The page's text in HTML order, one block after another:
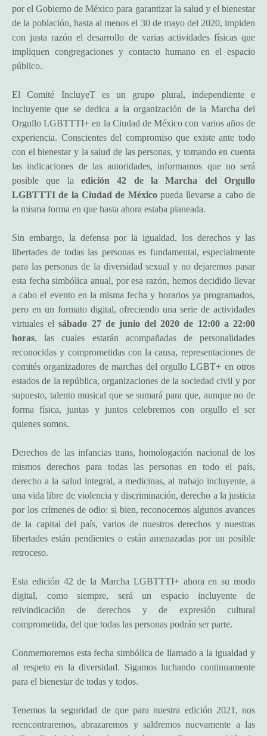
por el Gobierno de México para garantizar la salud y el bienestar
de la población, hasta al menos el 30 de mayo del 2020, impiden
con justa razón el desarrollo de varias actividades físicas que
impliquen congregaciones y contacto humano en el espacio
público.
El Comité IncluyeT es un grupo plural, independiente e
incluyente que se dedica a la organización de la Marcha del
Orgullo LGBTTTI+ en la Ciudad de México con varios años de
experiencia. Conscientes del compromiso que existe ante todo
con el bienestar y la salud de las personas, y tomando en cuenta
las indicaciones de las autoridades, informamos que no será
posible que la edición 42 de la Marcha del Orgullo
LGBTTTI de la Ciudad de Méxicopueda llevarse a cabo de
la misma forma en que hasta ahora estaba planeada.
Sin embargo, la defensa por la igualdad, los derechos y las
libertades de todas las personas es fundamental, especialmente
para las personas de la diversidad sexual y no dejaremos pasar
esta fecha simbólica anual, por esa razón, hemos decidido llevar
a cabo el evento en la misma fecha y horarios ya programados,
pero en un formato digital, ofreciendo una serie de actividades
virtuales elsábado 27 de junio del 2020 de 12:00 a 22:00
horas, las cuales estarán acompañadas de personalidades
reconocidas y comprometidas con la causa, representaciones de
comités organizadores de marchas del orgullo LGBT+ en otros
estados de la república, organizaciones de la sociedad civil y por
supuesto, talento musical que se sumará para que, aunque no de
forma física, juntas y juntos celebremos con orgullo el ser
quienes somos.
Derechos de las infancias trans, homologación nacional de los
mismos derechos para todas las personas en todo el país,
derecho a la salud integral, a medicinas, al trabajo incluyente, a
una vida libre de violencia y discriminación, derecho a la justicia
por los crímenes de odio: si bien, reconocemos algunos avances
de la capital del país, varios de nuestros derechos y nuestras
libertades están pendientes o están amenazadas por un posible
retroceso.
Esta edición 42 de la Marcha LGBTTTI+ ahora en su modo
digital, como siempre, será un espacio incluyente de
reivindicación de derechos y de expresión cultural
comprometida, del que todas las personas podrán ser parte.
Conmemoremos esta fecha simbólica de llamado a la igualdad y
al respeto en la diversidad. Sigamos luchando continuamente
para el bienestar de todas y todos.
Tenemos la seguridad de que para nuestra edición 2021, nos
reencontraremos, abrazaremos y saldremos nuevamente a las